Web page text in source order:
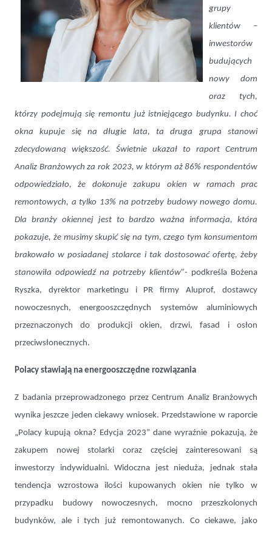
grupy
klientów –
inwestorów
budujących
nowy dom
oraz tych,
którzy podejmują się remontu już istniejącego budynku. I choć
okna kupuje się na długie lata, ta druga grupa stanowi
zdecydowaną większość. Świetnie ukazał to raport Centrum
Analiz Branżowych za rok 2023, w którym aż 86% respondentów
odpowiedziało, że dokonuje zakupu okien w ramach prac
remontowych, a tylko 13% na potrzeby budowy nowego domu.
Dla branży okiennej jest to bardzo ważna informacja, która
pokazuje, że musimy skupić się na tym, czego tym konsumentom
brakowało w posiadanej stolarce i tak dostosować ofertę, żeby
stanowiła odpowiedź na potrzeby klientów”- podkreśla Bożena
Ryszka, dyrektor marketingu i PR firmy Aluprof, dostawcy
nowoczesnych, energooszczędnych systemów aluminiowych
przeznaczonych do produkcji okien, drzwi, fasad i osłon
przeciwsłonecznych.
Polacy stawiają na energooszczędne rozwiązania
Z badania przeprowadzonego przez Centrum Analiz Branżowych
wynika jeszcze jeden ciekawy wniosek. Przedstawione w raporcie
„Polacy kupują okna? Edycja 2023” dane wyraźnie pokazują, że
zakupem nowej stolarki coraz częściej zainteresowani są
inwestorzy indywidualni. Widoczna jest nieduża, jednak stała
tendencja wzrostowa ilości kupowanych okien nie tylko w
przypadku budowy nowoczesnych, mocno przeszkolonych
budynków, ale i tych już remontowanych. Co ciekawe, jako